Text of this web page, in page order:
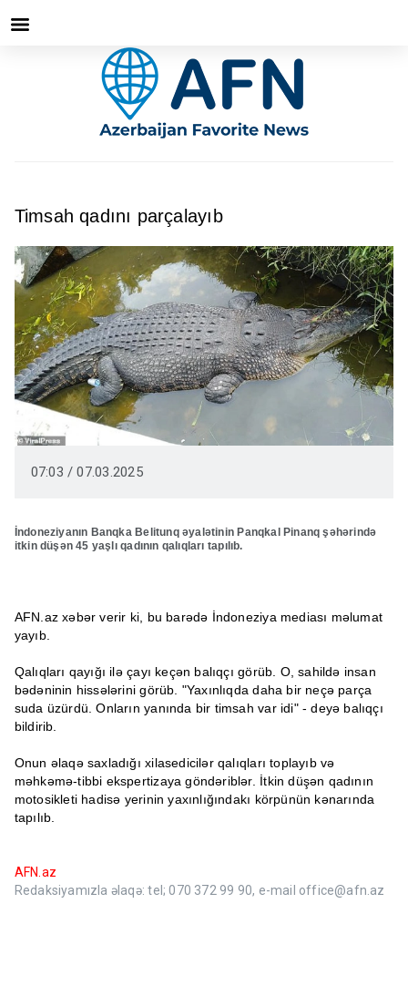
Timsah qadını parçalayıb
07:03 / 07.03.2025
İndoneziyanın Banqka Belitunq əyalətinin Panqkal Pinanq şəhərində
itkin düşən 45 yaşlı qadının qalıqları tapılıb.
AFN.az xəbər verir ki, bu barədə İndoneziya mediası məlumat
yayıb.
Qalıqları qayığı ilə çayı keçən balıqçı görüb. O, sahildə insan
bədəninin hissələrini görüb. "Yaxınlıqda daha bir neçə parça
suda üzürdü. Onların yanında bir timsah var idi" - deyə balıqçı
bildirib.
Onun əlaqə saxladığı xilasedicilər qalıqları toplayıb və
məhkəmə-tibbi ekspertizaya göndəriblər. İtkin düşən qadının
motosikleti hadisə yerinin yaxınlığındakı körpünün kənarında
tapılıb.
AFN.az
Redaksiyamızla əlaqə: tel; 070 372 99 90, e-mail office@afn.az